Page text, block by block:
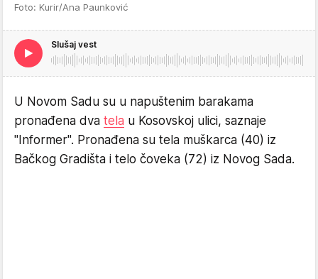
Foto: Kurir/Ana Paunković
Slušaj vest
U Novom Sadu su u napuštenim barakama
pronađena dva tela u Kosovskoj ulici, saznaje
"Informer". Pronađena su tela muškarca (40) iz
Bačkog Gradišta i telo čoveka (72) iz Novog Sada.